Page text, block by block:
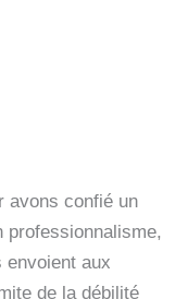
avons confié un
professionnalisme,
envoient aux
de la débilité